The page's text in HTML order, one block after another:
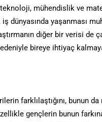
mühendislik ve
dünyasında yaşanması
diğer bir verisi de
bireye ihtiyaç
farklılaştığını, bunun
gençlerin bunun